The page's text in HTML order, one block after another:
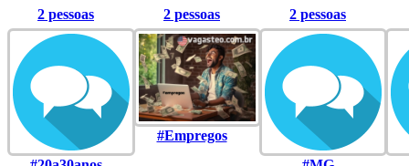
2 pessoas 2 pessoas
#Empregos
2 pessoas